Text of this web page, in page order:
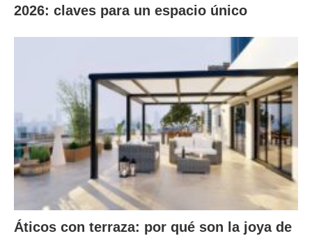
2026: claves para un espacio único
Áticos con terraza: por qué son la joya de